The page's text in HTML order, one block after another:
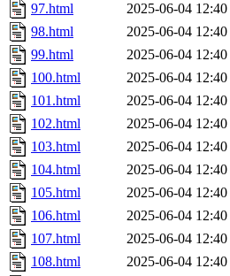
97.html
2025-06-04 12:40
98.html
2025-06-04 12:40
99.html
2025-06-04 12:40
100.html
2025-06-04 12:40
101.html
2025-06-04 12:40
102.html
2025-06-04 12:40
103.html
2025-06-04 12:40
104.html
2025-06-04 12:40
105.html
2025-06-04 12:40
106.html
2025-06-04 12:40
107.html
2025-06-04 12:40
108.html
2025-06-04 12:40